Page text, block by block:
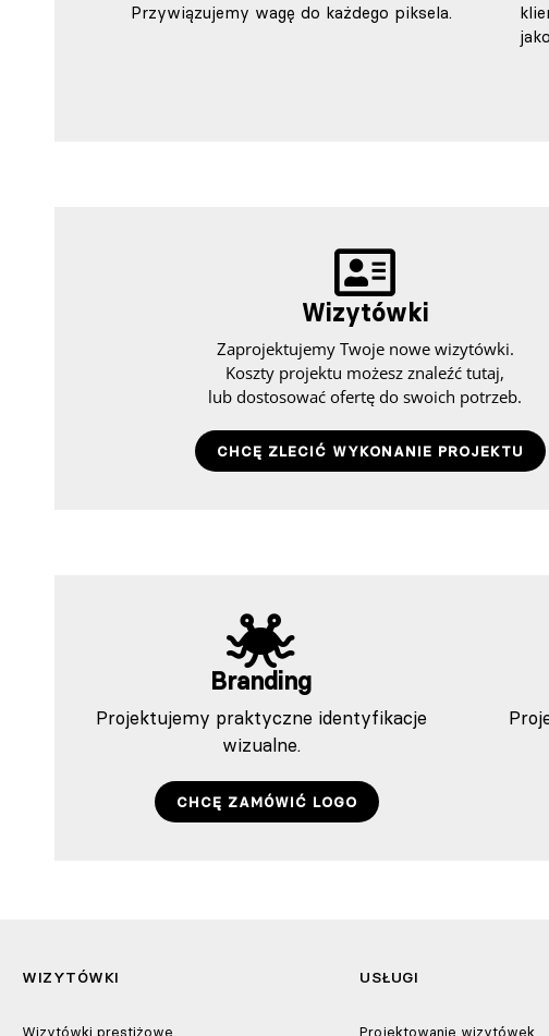
Przywiązujemy wagę do każdego piksela.
Wizytówki
Zaprojektujemy Twoje nowe wizytówki.
Koszty projektu możesz znaleźć tutaj,
lub dostosować ofertę do swoich potrzeb.
CHCĘ ZLECIĆ WYKONANIE PROJEKTU
Branding
Projektujemy praktyczne identyfikacje
wizualne.
CHCĘ ZAMÓWIĆ LOGO
WIZYTÓWKI
Wizytówki prestiżowe
USŁUGI
Projektowanie wizytówek